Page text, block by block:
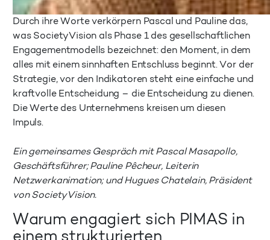
Durch ihre Worte verkörpern Pascal und Pauline das,
was SocietyVision als Phase 1 des gesellschaftlichen
Engagementmodells bezeichnet: den Moment, in dem
alles mit einem sinnhaften Entschluss beginnt. Vor der
Strategie, vor den Indikatoren steht eine einfache und
kraftvolle Entscheidung – die Entscheidung zu dienen.
Die Werte des Unternehmens kreisen um diesen
Impuls.
Ein gemeinsames Gespräch mit Pascal Masapollo,
Geschäftsführer; Pauline Pêcheur, Leiterin
Netzwerkanimation; und Hugues Chatelain, Präsident
von SocietyVision.
Warum engagiert sich PIMAS in